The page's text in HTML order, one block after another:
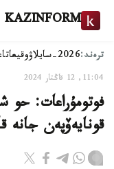
KAZINFORM
ترەند:2026-سايلاۋ وقيعا
11:04, 12 قاڭتار 2024
فوتومۇراعات: حو
قونايەۆپەن